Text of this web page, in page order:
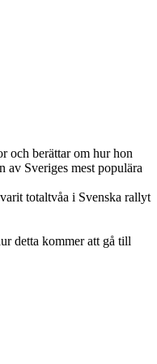
och berättar om hur hon
av Sveriges mest populära
totaltvåa i Svenska rallyt
detta kommer att gå till